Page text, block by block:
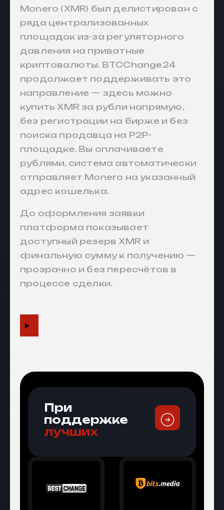
Monero (XMR) был делистирован с
ряда централизованных
площадок из-за регуляторного
давления на приватные
криптовалюты. BTCChange24
продолжает поддерживать это
направление — здесь можно
купить XMR за рубли напрямую,
без регистрации на бирже и без
поиска продавца на P2P-
площадке. Вы оплачиваете
рублями, система автоматически
отправляет Monero на указанный
адрес кошелька.
До оформления заявки
платформа показывает
доступный резерв XMR и
финальную сумму к получению —
прозрачно и без пересчётов в
процессе сделки.
При
поддержке
лучших